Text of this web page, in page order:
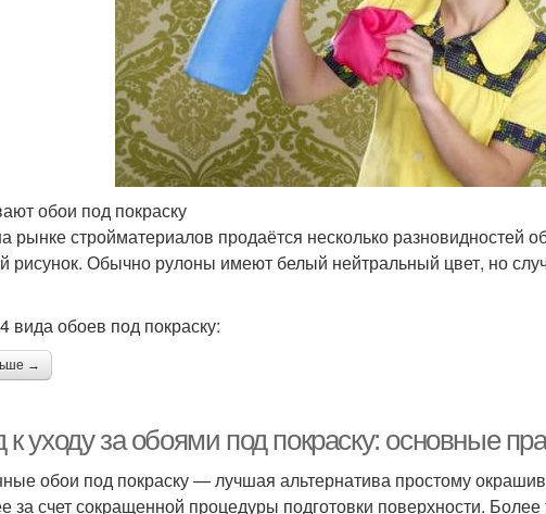
обои под покраску
рынке стройматериалов продаётся несколько разновидностей
рисунок. Обычно рулоны имеют белый нейтральный цвет, но
вида обоев под покраску:
→
к уходу за обоями под покраску: основные
обои под покраску — лучшая альтернатива простому
за счет сокращенной процедуры подготовки поверхности.